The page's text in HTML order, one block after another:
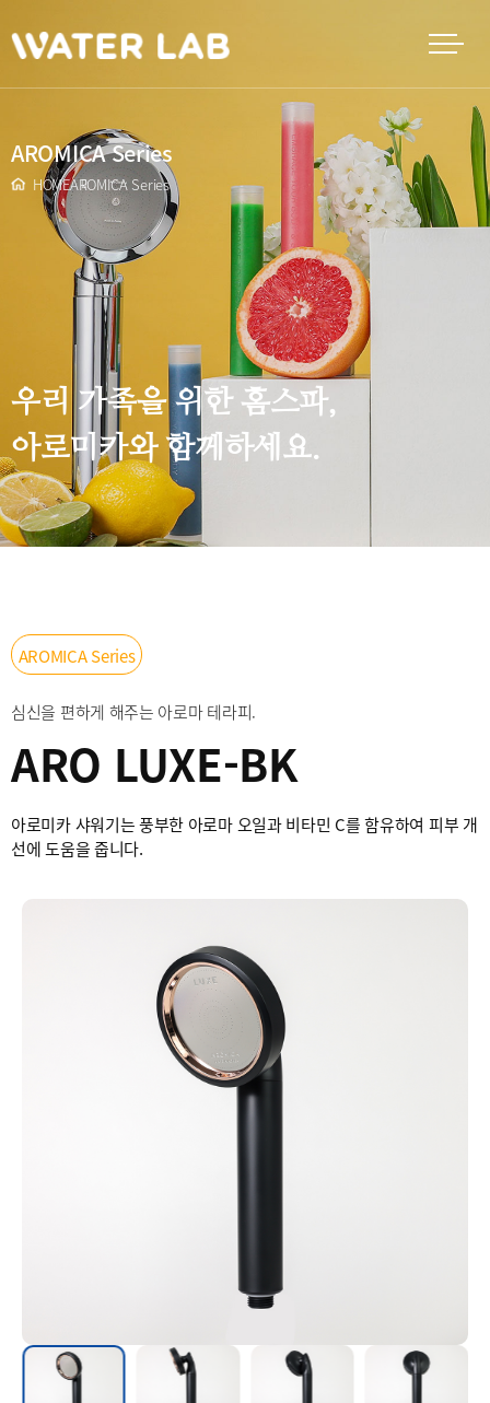
AROMICA Series
HOMEAROMICA Series
우리 가족을 위한 홈스파,
아로미카와 함께하세요.
AROMICA Series
심신을 편하게 해주는 아로마 테라피.
ARO LUXE-BK
아로미카 샤워기는 풍부한 아로마 오일과 비타민 C를 함유하여 피부 개
선에 도움을 줍니다.